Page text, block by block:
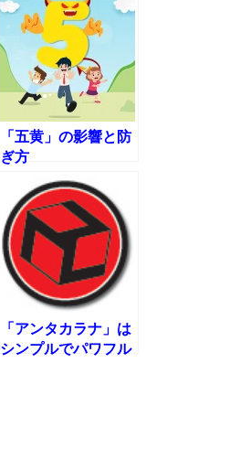
「五黄」の影響と防
ぎ方
「アンタカラナ」は
シンプルでパワフル